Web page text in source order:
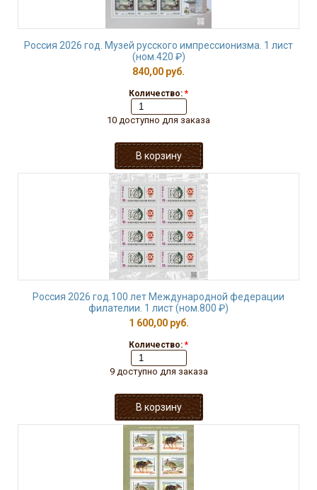
Россия 2026 год. Музей русского импрессионизма. 1 лист
(ном.420 ₽)
840,00 руб.
Количество: *
10 доступно для заказа
Россия 2026 год.100 лет Международной федерации
филателии. 1 лист (ном.800 ₽)
1 600,00 руб.
Количество: *
9 доступно для заказа